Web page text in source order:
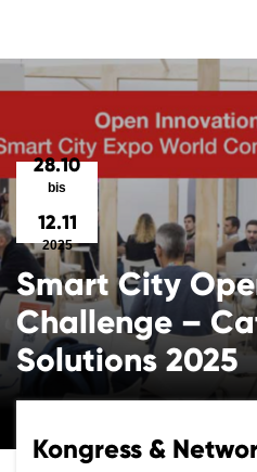
28.10
bis
12.11
2025
Smart City
Challenge –
Solutions 2025
Kongress &